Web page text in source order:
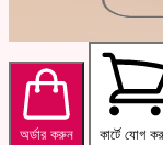
অর্ডার করুন কার্টে যোগ